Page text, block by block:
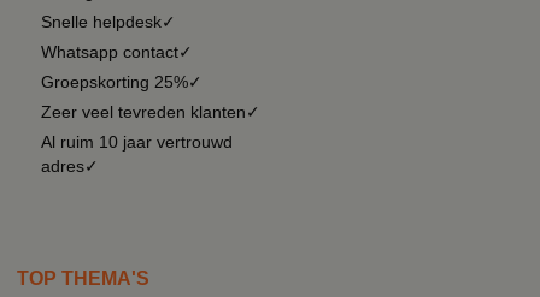
Snelle helpdesk✓
Whatsapp contact✓
Groepskorting 25%✓
Zeer veel tevreden klanten✓
Al ruim 10 jaar vertrouwd
adres✓
TOP THEMA'S